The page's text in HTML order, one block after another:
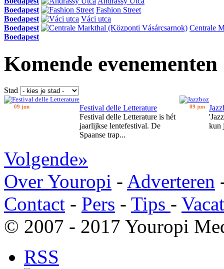
Boedapest
Fashion Street
Boedapest
Váci utca
Boedapest
Centrale
Boedapest
Komende evenementen
Stad
09 jun
Festival delle Letterature
Festival delle Letterature is hét
jaarlijkse lentefestival. De
Spaanse trap...
09 jun
kun
Volgende»
Over Youropi - Adverteren
Contact - Pers - Tips -
© 2007 - 2017 Youropi
RSS